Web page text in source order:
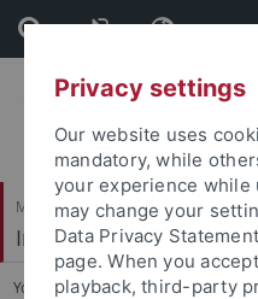
Skip
to
content
Skip
to
footer
Mathematisch-
Institut für Astronomie
You are here: Startseite ...
Privacy settings
Our website uses
mandatory, while
your experience while
may change your
Data Privacy
page. When you
playback, third-party